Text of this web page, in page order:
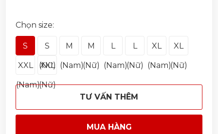
Chọn size:
S
(Nam)
S
(Nữ)
M
(Nam)
M
(Nữ)
L
(Nam)
L
(Nữ)
XL
(Nam)
XL
(Nữ)
XXL
(Nam)
XXL
(Nữ)
TƯ VẤN THÊM
MUA HÀNG